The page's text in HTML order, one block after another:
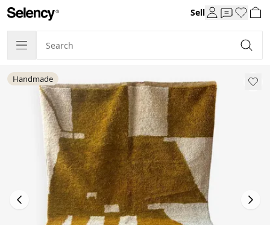
Sell
Handmade